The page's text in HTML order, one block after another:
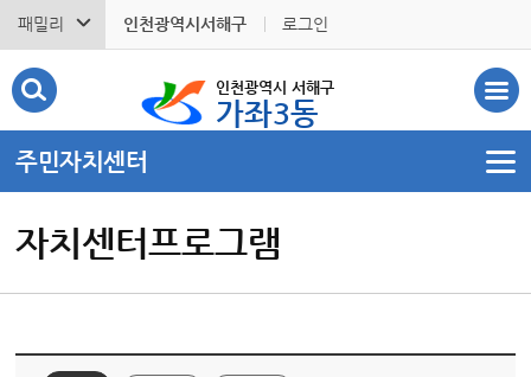
패밀리 인천광역시서해구 로그인
인천광역시 서해구
가좌3동
주민자치센터
자치센터프로그램